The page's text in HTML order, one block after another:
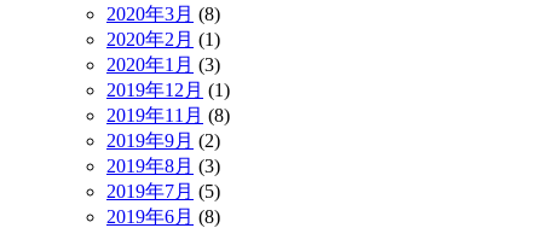
2020年3月 (8)
2020年2月 (1)
2020年1月 (3)
2019年12月 (1)
2019年11月 (8)
2019年9月 (2)
2019年8月 (3)
2019年7月 (5)
2019年6月 (8)